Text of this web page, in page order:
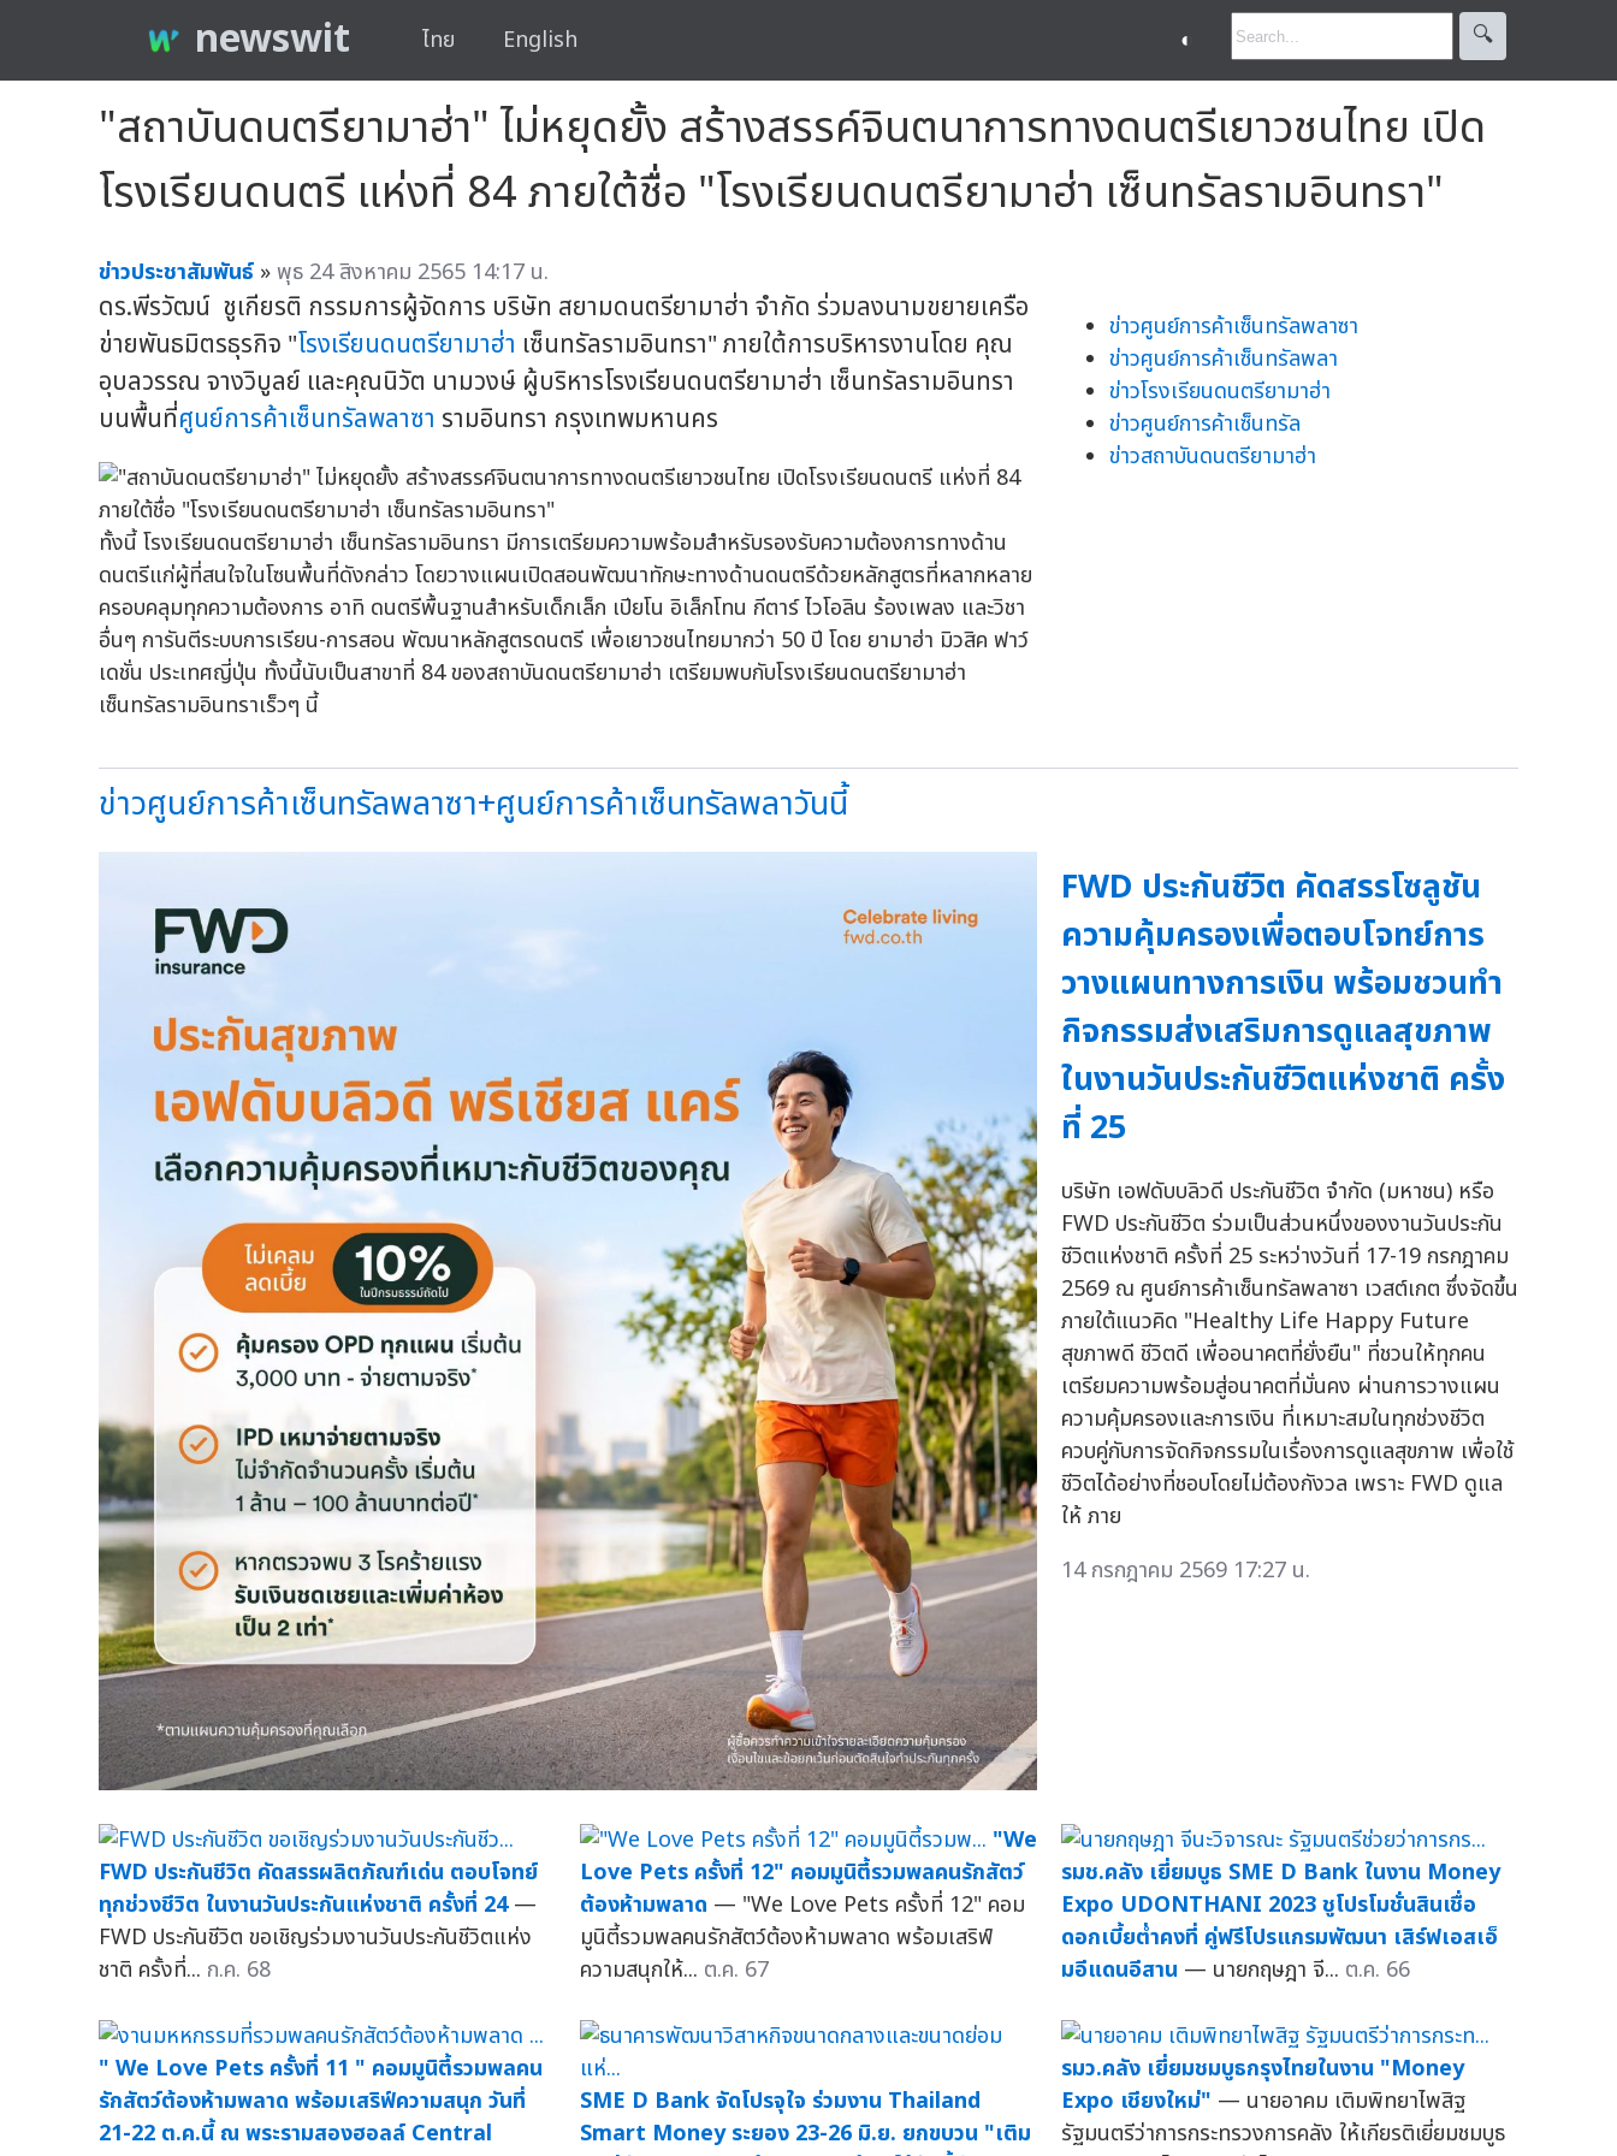
newswit ไทย English ◐ 🔍︎
"สถาบันดนตรียามาฮ่า" ไม่หยุดยั้ง สร้างสรรค์จินตนาการทางดนตรีเยาวชนไทย เปิด
โรงเรียนดนตรี แห่งที่ 84 ภายใต้ชื่อ "โรงเรียนดนตรียามาฮ่า เซ็นทรัลรามอินทรา"
ข่าวประชาสัมพันธ์ »พุธ 24 สิงหาคม 2565 14:17 น.
ดร.พีรวัฒน์ ชูเกียรติ กรรมการผู้จัดการ บริษัท สยามดนตรียามาฮ่า จำกัด ร่วมลงนามขยายเครือ
ข่ายพันธมิตรธุรกิจ "โรงเรียนดนตรียามาฮ่า เซ็นทรัลรามอินทรา" ภายใต้การบริหารงานโดย คุณ
อุบลวรรณ จางวิบูลย์ และคุณนิวัต นามวงษ์ ผู้บริหารโรงเรียนดนตรียามาฮ่า เซ็นทรัลรามอินทรา
บนพื้นที่ศูนย์การค้าเซ็นทรัลพลาซา รามอินทรา กรุงเทพมหานคร
ทั้งนี้ โรงเรียนดนตรียามาฮ่า เซ็นทรัลรามอินทรา มีการเตรียมความพร้อมสำหรับรองรับความต้องการทางด้าน
ดนตรีแก่ผู้ที่สนใจในโซนพื้นที่ดังกล่าว โดยวางแผนเปิดสอนพัฒนาทักษะทางด้านดนตรีด้วยหลักสูตรที่หลากหลาย
ครอบคลุมทุกความต้องการ อาทิ ดนตรีพื้นฐานสำหรับเด็กเล็ก เปียโน อิเล็กโทน กีตาร์ ไวโอลิน ร้องเพลง และวิชา
อื่นๆ การันตีระบบการเรียน-การสอน พัฒนาหลักสูตรดนตรี เพื่อเยาวชนไทยมากว่า 50 ปี โดย ยามาฮ่า มิวสิค ฟาว์
เดชั่น ประเทศญี่ปุ่น ทั้งนี้นับเป็นสาขาที่ 84 ของสถาบันดนตรียามาฮ่า เตรียมพบกับโรงเรียนดนตรียามาฮ่า
เซ็นทรัลรามอินทราเร็วๆ นี้
ข่าวศูนย์การค้าเซ็นทรัลพลาซา
ข่าวศูนย์การค้าเซ็นทรัลพลา
ข่าวโรงเรียนดนตรียามาฮ่า
ข่าวศูนย์การค้าเซ็นทรัล
ข่าวสถาบันดนตรียามาฮ่า
ข่าวศูนย์การค้าเซ็นทรัลพลาซา+ศูนย์การค้าเซ็นทรัลพลาวันนี้
FWD ประกันชีวิต คัดสรรโซลูชัน
ความคุ้มครองเพื่อตอบโจทย์การ
วางแผนทางการเงิน พร้อมชวนทำ
กิจกรรมส่งเสริมการดูแลสุขภาพ
ในงานวันประกันชีวิตแห่งชาติ ครั้ง
ที่ 25
บริษัท เอฟดับบลิวดี ประกันชีวิต จำกัด (มหาชน) หรือ
FWD ประกันชีวิต ร่วมเป็นส่วนหนึ่งของงานวันประกัน
ชีวิตแห่งชาติ ครั้งที่ 25 ระหว่างวันที่ 17-19 กรกฎาคม
2569 ณ ศูนย์การค้าเซ็นทรัลพลาซา เวสต์เกต ซึ่งจัดขึ้น
ภายใต้แนวคิด "Healthy Life Happy Future
สุขภาพดี ชีวิตดี เพื่ออนาคตที่ยั่งยืน" ที่ชวนให้ทุกคน
เตรียมความพร้อมสู่อนาคตที่มั่นคง ผ่านการวางแผน
ความคุ้มครองและการเงิน ที่เหมาะสมในทุกช่วงชีวิต
ควบคู่กับการจัดกิจกรรมในเรื่องการดูแลสุขภาพ เพื่อใช้
ชีวิตได้อย่างที่ชอบโดยไม่ต้องกังวล เพราะ FWD ดูแล
ให้ ภาย
14 กรกฎาคม 2569 17:27 น.
FWD ประกันชีวิต คัดสรรผลิตภัณฑ์เด่น ตอบโจทย์
ทุกช่วงชีวิต ในงานวันประกันแห่งชาติ ครั้งที่ 24 —
FWD ประกันชีวิต ขอเชิญร่วมงานวันประกันชีวิตแห่ง
ชาติ ครั้งที่... ก.ค. 68
"We
Love Pets ครั้งที่ 12" คอมมูนิตี้รวมพลคนรักสัตว์
ต้องห้ามพลาด — "We Love Pets ครั้งที่ 12" คอม
มูนิตี้รวมพลคนรักสัตว์ต้องห้ามพลาด พร้อมเสริฟ์
ความสนุกให้... ต.ค. 67
รมช.คลัง เยี่ยมบูธ SME D Bank ในงาน Money
Expo UDONTHANI 2023 ชูโปรโมชั่นสินเชื่อ
ดอกเบี้ยต่ำคงที่ คู่ฟรีโปรแกรมพัฒนา เสิร์ฟเอสเอ็
มอีแดนอีสาน — นายกฤษฎา จี... ต.ค. 66
" We Love Pets ครั้งที่ 11 " คอมมูนิตี้รวมพลคน
รักสัตว์ต้องห้ามพลาด พร้อมเสริฟ์ความสนุก วันที่
21-22 ต.ค.นี้ ณ พระรามสองฮอลล์ Central
SME D Bank จัดโปรจุใจ ร่วมงาน Thailand
Smart Money ระยอง 23-26 มิ.ย. ยกขบวน "เติม
รมว.คลัง เยี่ยมชมบูธกรุงไทยในงาน "Money
Expo เชียงใหม่" — นายอาคม เติมพิทยาไพสิฐ
รัฐมนตรีว่าการกระทรวงการคลัง ให้เกียรติเยี่ยมชมบูธ